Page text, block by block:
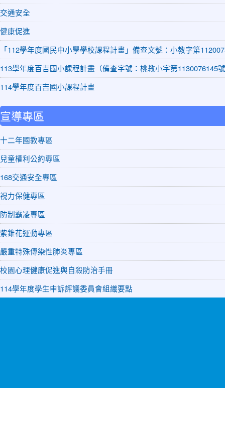
交通安全
健康促進
「112學年度國民中小學學校課程計畫」備查文號：小教字第
113學年度百吉國小課程計畫（備查字號：桃教小字第1130076145
114學年度百吉國小課程計畫
宣導專區
十二年國教專區
兒童權利公約專區
168交通安全專區
視力保健專區
防制霸凌專區
紫錐花運動專區
嚴重特殊傳染性肺炎專區
校園心理健康促進與自殺防治手冊
114學年度學生申訴評議委員會組織要點